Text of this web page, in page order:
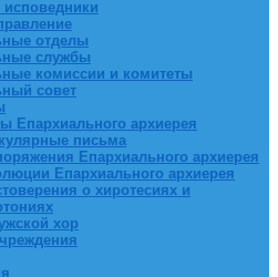
отделы
службы
комиссии и комитеты
совет
Епархиального архиерея
письма
Епархиального архиерея
Епархиального архиерея
о хиротесиях и
хор